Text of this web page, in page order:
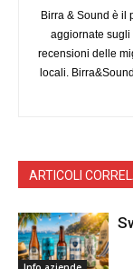
Birra & Sound è il
aggiornate sugli
recensioni delle
locali.
ARTICOLI